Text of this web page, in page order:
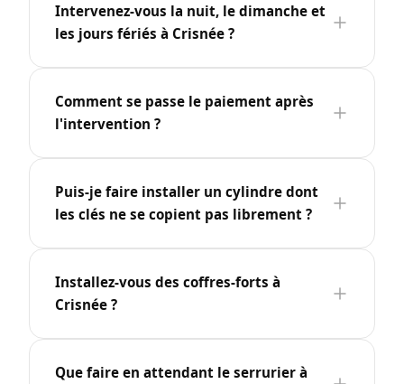
Intervenez-vous la nuit, le dimanche et
les jours fériés à Crisnée ?
Comment se passe le paiement après
l'intervention ?
Puis-je faire installer un cylindre dont
les clés ne se copient pas librement ?
Installez-vous des coffres-forts à
Crisnée ?
Que faire en attendant le serrurier à